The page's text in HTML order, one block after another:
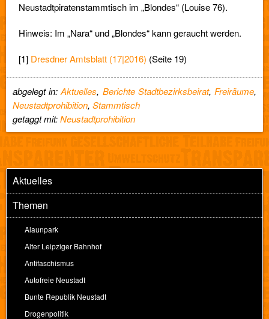
Neustadtpiratenstammtisch im „Blondes“ (Louise 76).
Hinweis: Im „Nara“ und „Blondes“ kann geraucht werden.
[1] Dresdner Amtsblatt (17|2016) (Seite 19)
abgelegt in:Aktuelles, Berichte Stadtbezirksbeirat, Freiräume,
Neustadtprohibition, Stammtisch
getaggt mit:Neustadtprohibition
Aktuelles
Themen
Alaunpark
Alter Leipziger Bahnhof
Antifaschismus
Autofreie Neustadt
Bunte Republik Neustadt
Drogenpolitik